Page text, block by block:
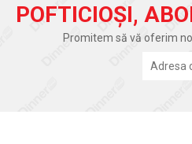
POFTICIOȘI,
Promitem să vă oferim